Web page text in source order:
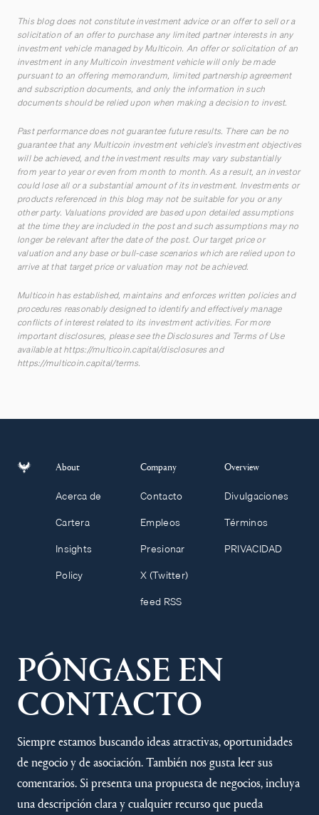
This blog does not constitute investment advice or an offer to sell or a
solicitation of an offer to purchase any limited partner interests in any
investment vehicle managed by Multicoin. An offer or solicitation of an
investment in any Multicoin investment vehicle will only be made
pursuant to an offering memorandum, limited partnership agreement
and subscription documents, and only the information in such
documents should be relied upon when making a decision to invest.
Past performance does not guarantee future results. There can be no
guarantee that any Multicoin investment vehicle’s investment objectives
will be achieved, and the investment results may vary substantially
from year to year or even from month to month. As a result, an investor
could lose all or a substantial amount of its investment. Investments or
products referenced in this blog may not be suitable for you or any
other party. Valuations provided are based upon detailed assumptions
at the time they are included in the post and such assumptions may no
longer be relevant after the date of the post. Our target price or
valuation and any base or bull-case scenarios which are relied upon to
arrive at that target price or valuation may not be achieved.
Multicoin has established, maintains and enforces written policies and
procedures reasonably designed to identify and effectively manage
conflicts of interest related to its investment activities. For more
important disclosures, please see the Disclosures and Terms of Use
available athttps://multicoin.capital/disclosuresand
https://multicoin.capital/terms.
About
Acerca de
Cartera
Insights
Policy
Company
Contacto
Empleos
Presionar
X (Twitter)
feed RSS
Overview
Divulgaciones
Términos
PRIVACIDAD
PÓNGASE EN
CONTACTO
Siempre estamos buscando ideas atractivas, oportunidades
de negocio y de asociación. También nos gusta leer sus
comentarios. Si presenta una propuesta de negocios, incluya
una descripción clara y cualquier recurso que pueda